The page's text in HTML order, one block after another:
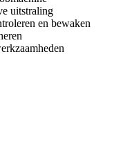
uitstraling
en bewaken